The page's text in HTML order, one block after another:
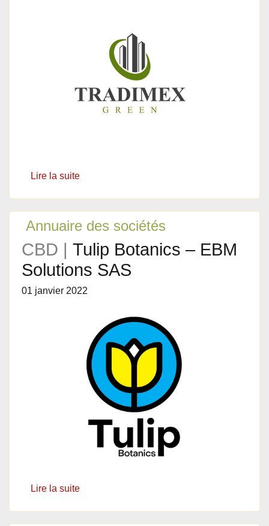
Lire la suite
Annuaire des sociétés
CBD | Tulip Botanics – EBM
Solutions SAS
01 janvier 2022
Lire la suite